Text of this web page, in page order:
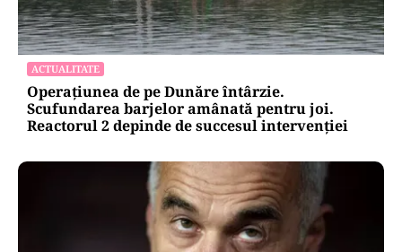
ACTUALITATE
Operațiunea de pe Dunăre întârzie.
Scufundarea barjelor amânată pentru joi.
Reactorul 2 depinde de succesul intervenției